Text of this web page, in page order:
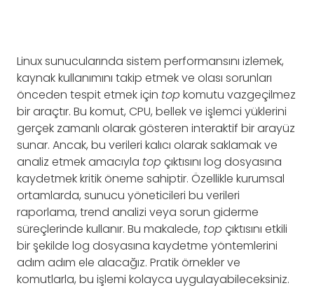
Linux sunucularında sistem performansını izlemek,
kaynak kullanımını takip etmek ve olası sorunları
önceden tespit etmek için top komutu vazgeçilmez
bir araçtır. Bu komut, CPU, bellek ve işlemci yüklerini
gerçek zamanlı olarak gösteren interaktif bir arayüz
sunar. Ancak, bu verileri kalıcı olarak saklamak ve
analiz etmek amacıyla top çıktısını log dosyasına
kaydetmek kritik öneme sahiptir. Özellikle kurumsal
ortamlarda, sunucu yöneticileri bu verileri
raporlama, trend analizi veya sorun giderme
süreçlerinde kullanır. Bu makalede, top çıktısını etkili
bir şekilde log dosyasına kaydetme yöntemlerini
adım adım ele alacağız. Pratik örnekler ve
komutlarla, bu işlemi kolayca uygulayabileceksiniz.